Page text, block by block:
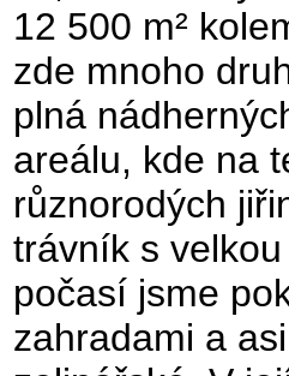
12 500 m²
zde mnoho
plná
areálu, kde na
různorodých
trávník s
počasí jsme
zahradami a